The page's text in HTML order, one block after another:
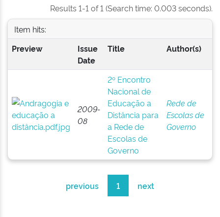
Results 1-1 of 1 (Search time: 0.003 seconds).
Item hits:
Preview
Issue
Date
Title Author(s)
2009-
08
2º Encontro
Nacional de
Educação a
Distância para
a Rede de
Escolas de
Governo
Rede de
Escolas de
Governo
previous 1 next